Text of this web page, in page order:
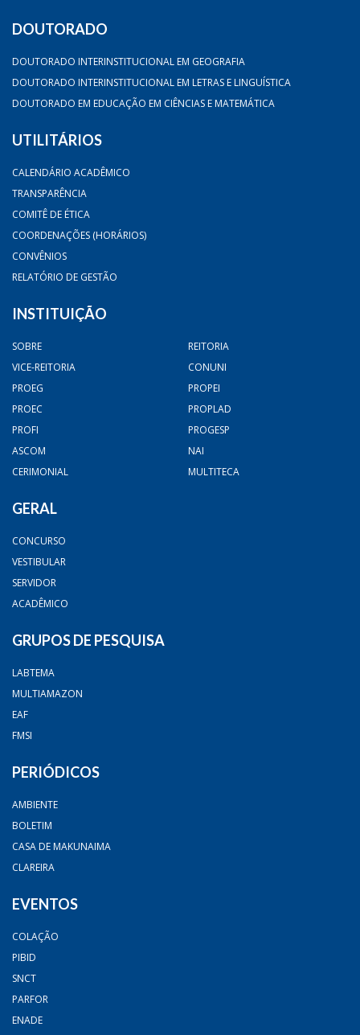
DOUTORADO
DOUTORADO INTERINSTITUCIONAL EM GEOGRAFIA
DOUTORADO INTERINSTITUCIONAL EM LETRAS E LINGUÍSTICA
DOUTORADO EM EDUCAÇÃO EM CIÊNCIAS E MATEMÁTICA
UTILITÁRIOS
CALENDÁRIO ACADÊMICO
TRANSPARÊNCIA
COMITÊ DE ÉTICA
COORDENAÇÕES (HORÁRIOS)
CONVÊNIOS
RELATÓRIO DE GESTÃO
INSTITUIÇÃO
SOBRE
REITORIA
VICE-REITORIA
CONUNI
PROEG
PROPEI
PROEC
PROPLAD
PROFI
PROGESP
ASCOM
NAI
CERIMONIAL
MULTITECA
GERAL
CONCURSO
VESTIBULAR
SERVIDOR
ACADÊMICO
GRUPOS DE PESQUISA
LABTEMA
MULTIAMAZON
EAF
FMSI
PERIÓDICOS
AMBIENTE
BOLETIM
CASA DE MAKUNAIMA
CLAREIRA
EVENTOS
COLAÇÃO
PIBID
SNCT
PARFOR
ENADE